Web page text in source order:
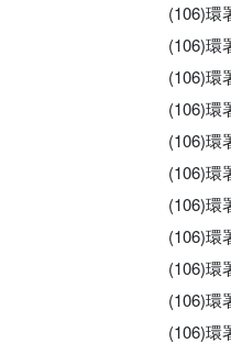
(106)環
(106)環
(106)環
(106)環
(106)環
(106)環
(106)環
(106)環
(106)環
(106)環
(106)環